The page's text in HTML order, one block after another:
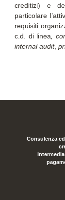
creditizi) e
particolare
requisiti
c.d. di linea,
internal audit,
Consulenza